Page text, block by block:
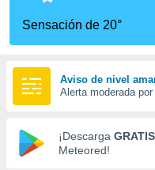
calidad.
a este
las
y
forma
digital
basada
Sensación de 20°
Aviso de nivel
Alerta moderada
¡Descarga GRATIS
Meteored!